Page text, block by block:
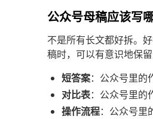
公众号母稿应该写
不是所有长文都好拆。
稿时，可以有意识地保留
短答案：公众号里的
对比表：公众号里的
操作流程：公众号里